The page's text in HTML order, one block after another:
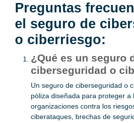
Preguntas
el seguro de
o ciberriesgo:
¿Qué es un seguro
ciberseguridad o
Un seguro de ciberseguridad o
póliza diseñada para proteger a
organizaciones contra los
ciberataques, brechas de